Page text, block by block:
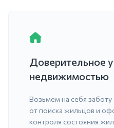
Доверительное
недвижимостью
Возьмем на себя
от поиска жильцов и
контроля состояния